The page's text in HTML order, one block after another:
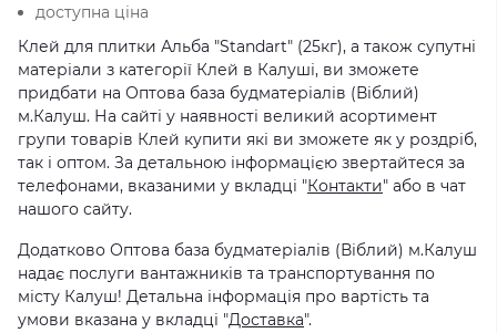
доступна ціна
Клей для плитки Альба "Standart" (25кг), а також супутні
матеріали з категорії Клей в Калуші, ви зможете
придбати на Оптова база будматеріалів (Віблий)
м.Калуш. На сайті у наявності великий асортимент
групи товарів Клей купити які ви зможете як у роздріб,
так і оптом. За детальною інформацією звертайтеся за
телефонами, вказаними у вкладці "Контакти" або в чат
нашого сайту.
Додатково Оптова база будматеріалів (Віблий) м.Калуш
надає послуги вантажників та транспортування по
місту Калуш! Детальна інформація про вартість та
умови вказана у вкладці "Доставка".